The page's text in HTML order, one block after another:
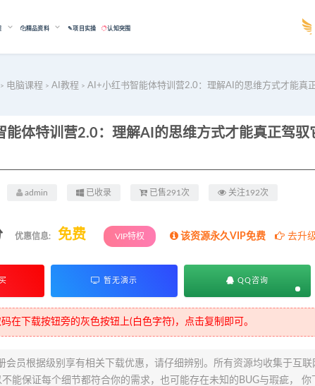
精品资料 ✎项目实操 认知突围
> 电脑课程 > AI教程 > AI+小红书智能体特训营2.0：理解AI的思维方式才能真
admin 已收录 已售291次 关注192次
优惠信息: 免费 VIP特权 该资源永久VIP免费 去升
暂无演示 QQ咨询
在下载按钮旁的灰色按钮上(白色字符)，点击复制即可。
会员根据级别享有相关下载优惠，请仔细辨别。所有资源均收集于互
能保证每个细节都符合你的需求，也可能存在未知的BUG与瑕疵，